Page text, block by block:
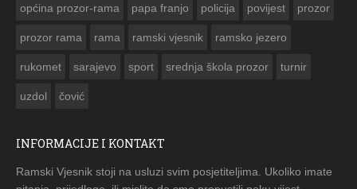
općina prozor-rama papa franjo policija povijest prozor
prozor rama rama ramski vjesnik ramsko jezero
rukomet sarajevo sport srednja škola prozor turnir
uzdol čović
INFORMACIJE I KONTAKT
Ramski Vjesnik stoji na usluzi svim posjetiteljima. Ukoliko imate